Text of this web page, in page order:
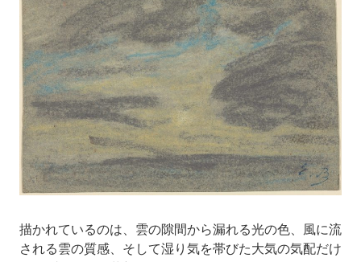
描かれているのは、雲の隙間から漏れる光の色、風に流
される雲の質感、そして湿り気を帯びた大気の気配だけ